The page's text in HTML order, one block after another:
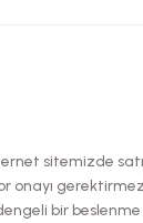
sitemizde
onayı
bir